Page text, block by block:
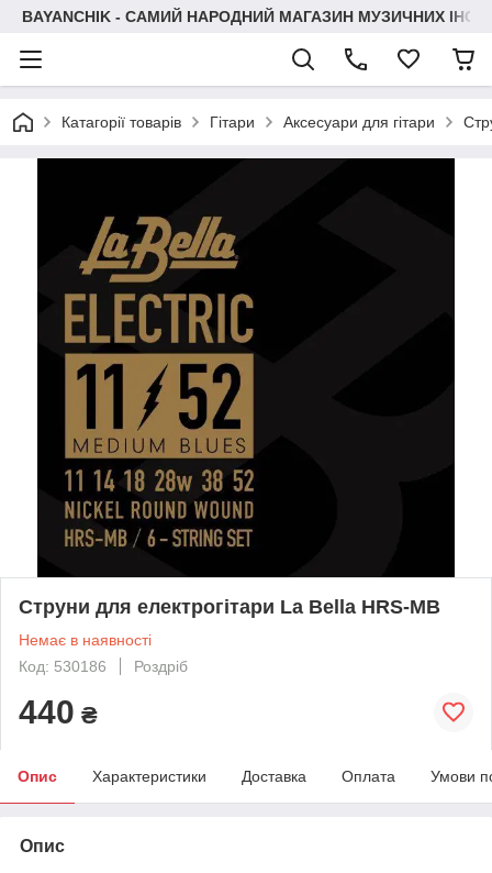
BAYANCHIK - САМИЙ НАРОДНИЙ МАГАЗИН МУЗИЧНИХ
Катагорії товарів Гітари Аксесуари для гітари
Стpyни для eлeктpoгітapи La Bella HRS-MB
Немає в наявності
Код: 530186
Роздріб
440 ₴
Опис Характеристики Доставка Оплата Умови
Опис